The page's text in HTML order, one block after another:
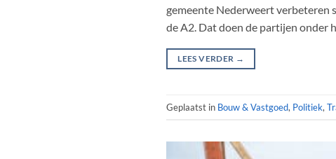
gemeente Nederweert verbeteren
de A2. Dat doen de partijen onder
LEES VERDER →
Geplaatst in Bouw & Vastgoed, Politiek,